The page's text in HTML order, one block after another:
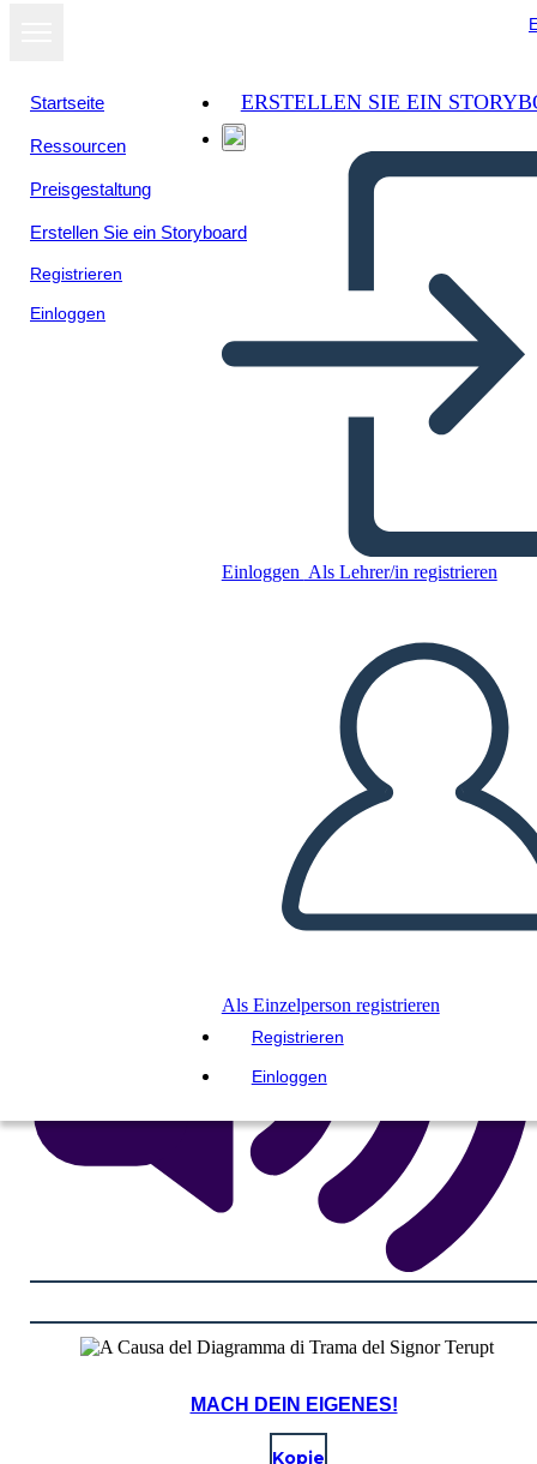
Startseite
Ressourcen
Preisgestaltung
Erstellen Sie ein Storyboard
Registrieren
Einloggen
ERSTELLEN SIE EIN
Einloggen Als Lehrer/in registrieren
Als Einzelperson registrieren
Registrieren
Einloggen
A Causa del Diagramma di
Trama del Signor Terupt
Kopieren Sie dieses Storyboard
ERSTELLEN SIE EIN STORYBOARD
DIASHOW ABSPIELEN
LIES MIR VOR
MACH DEIN EIGENES!
Kopie